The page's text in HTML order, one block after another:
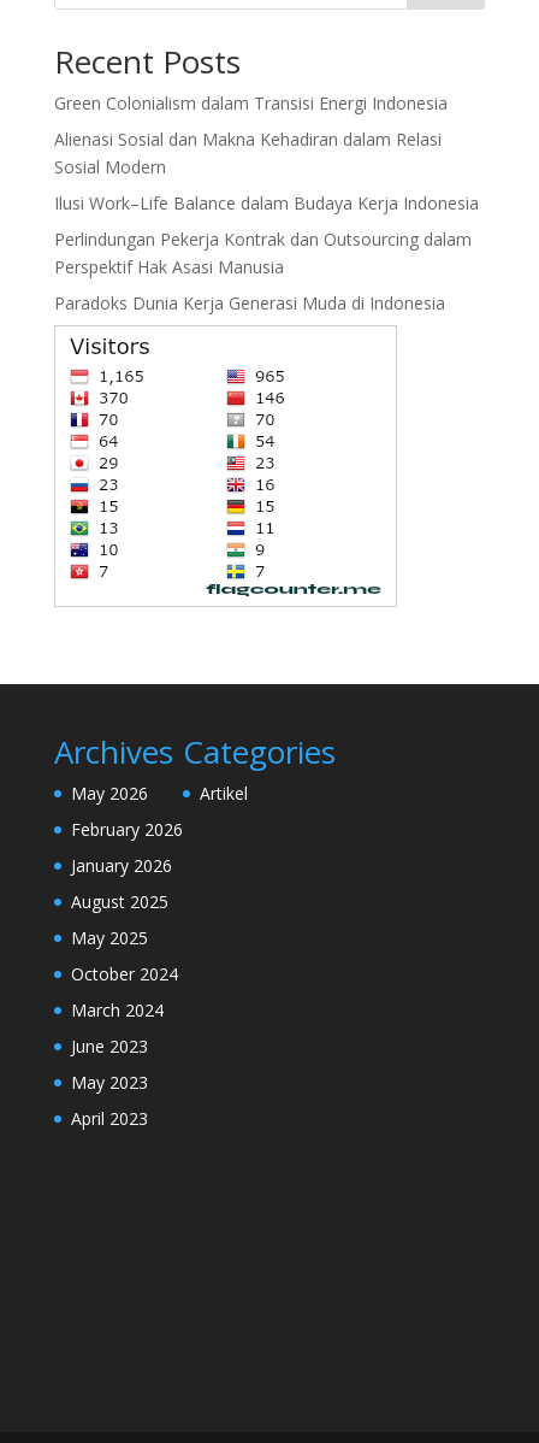
Recent Posts
Green Colonialism dalam Transisi Energi Indonesia
Alienasi Sosial dan Makna Kehadiran dalam Relasi
Sosial Modern
Ilusi Work–Life Balance dalam Budaya Kerja Indonesia
Perlindungan Pekerja Kontrak dan Outsourcing dalam
Perspektif Hak Asasi Manusia
Paradoks Dunia Kerja Generasi Muda di Indonesia
Archives
May 2026
February 2026
January 2026
August 2025
May 2025
October 2024
March 2024
June 2023
May 2023
April 2023
Categories
Artikel